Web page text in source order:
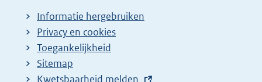
Informatie hergebruiken
Privacy en cookies
Toegankelijkheid
Sitemap
E
Kwetsbaarheid melden